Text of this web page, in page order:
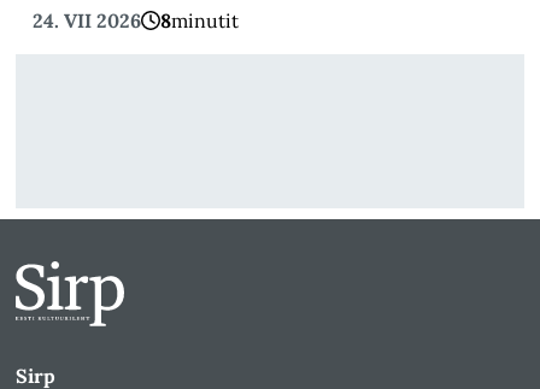
24. VII 2026 8minutit
Sirp